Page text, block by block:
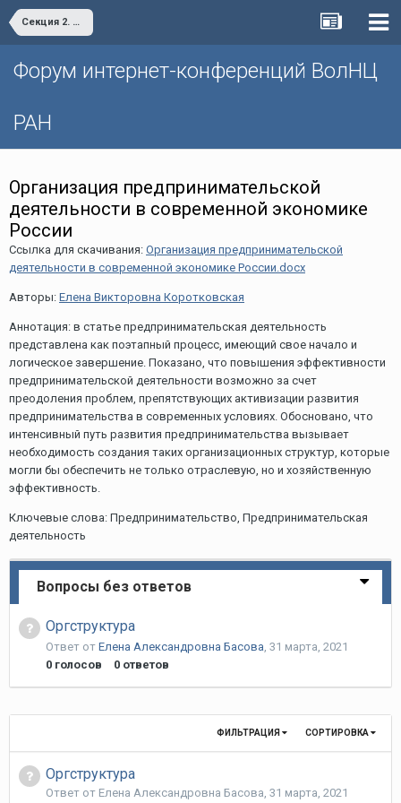
Секция 2. Экономика регионов и пандемия: предварительные итоги и прогнозы
Форум интернет-конференций ВолНЦ
РАН
Организация предпринимательской
деятельности в современной экономике
Pоссии
Ссылка для скачивания: Организация предпринимательской
деятельности в современной экономике Pоссии.docx
Авторы: Елена Викторовна Коротковская
Аннотация: в статье предпринимательская деятельность
представлена как поэтапный процесс, имеющий свое начало и
логическое завершение. Показано, что повышения эффективности
предпринимательской деятельности возможно за счет
преодоления проблем, препятствующих активизации развития
предпринимательства в современных условиях. Обосновано, что
интенсивный путь развития предпринимательства вызывает
необходимость создания таких организационных структур, которые
могли бы обеспечить не только отраслевую, но и хозяйственную
эффективность.
Ключевые слова: Предпринимательство, Предпринимательская
деятельность
Вопросы без ответов
Оргструктура
Ответ от Елена Aлександровна Басова, 31 марта, 2021
0 голосов 0 ответов
СОРТИРОВКА
ФИЛЬТРАЦИЯ
Оргструктура
Ответ от Елена Aлександровна Басова 31 марта, 2021